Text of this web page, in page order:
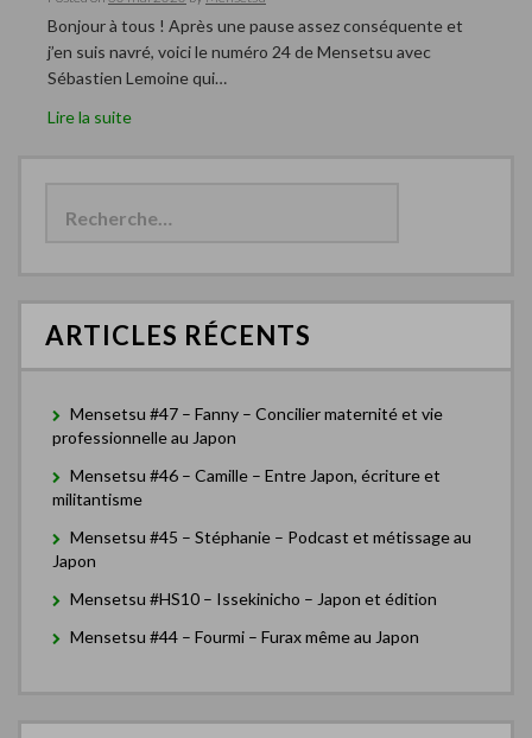
Bonjour à tous ! Après une pause assez conséquente et
j’en suis navré, voici le numéro 24 de Mensetsu avec
Sébastien Lemoine qui…
Lire la suite
h
ARTICLES RÉCENTS
Mensetsu #47 – Fanny – Concilier maternité et vie
professionnelle au Japon
Mensetsu #46 – Camille – Entre Japon, écriture et
militantisme
Mensetsu #45 – Stéphanie – Podcast et métissage au
Japon
Mensetsu #HS10 – Issekinicho – Japon et édition
Mensetsu #44 – Fourmi – Furax même au Japon